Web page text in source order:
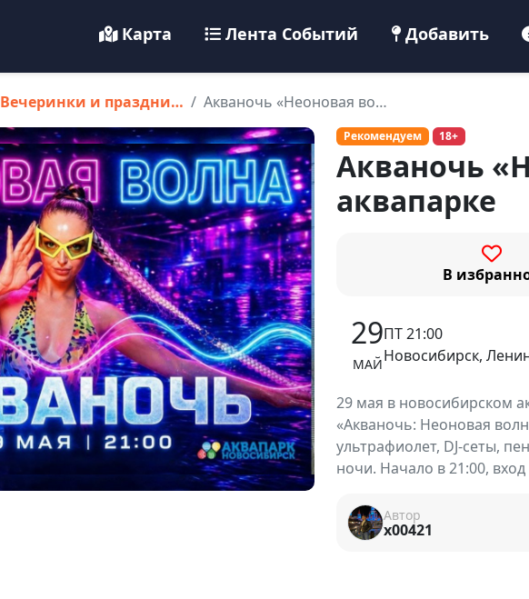
Карта Лента Событий Добавить
Вечеринки и праздни… Акваночь «Неоновая во…
Рекомендуем 18+
Акваночь
аквапарке
В
29
МАЙ
ПТ 21:00
Новосибирск,
29 мая в новосибирском
«Акваночь: Неоновая
ультрафиолет, DJ-сеты,
ночи. Начало в 21:00, вход
Автор
x00421